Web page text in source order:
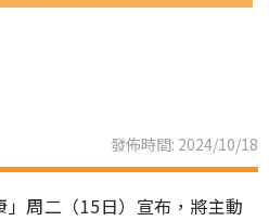
發佈時間: 2024/10/18
周二（15日）宣布，將主動